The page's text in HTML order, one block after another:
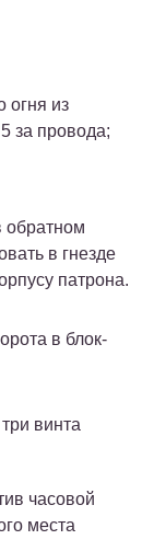
огня из
за провода;
обратном
в гнезде
патрона.
в блок-
винта
часовой
места